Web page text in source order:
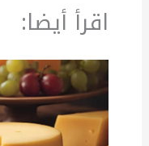
اقرأ أيضا: